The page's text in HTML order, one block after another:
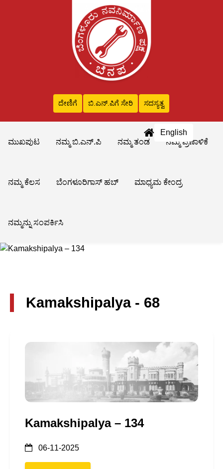
ದೇಣಿಗೆ ಬಿ.ಎನ್‌.ಪಿಗೆ ಸೇರಿ ಸದಸ್ಯತ್ವ
English
ಮುಖಪುಟ
ನಮ್ಮ ಬಿ.ಎನ್.ಪಿ ನಮ್ಮ ತಂಡ ನಮ್ಮ ಪ್ರಣಾಳಿಕೆ
ನಮ್ಮ ಕೆಲಸ ಬೆಂಗಳೂರಿಗಾಸ್ ಹಬ್ ಮಾಧ್ಯಮ ಕೇಂದ್ರ
ನಮ್ಮನ್ನು ಸಂಪರ್ಕಿಸಿ
Kamakshipalya - 68
Kamakshipalya – 134
06-11-2025